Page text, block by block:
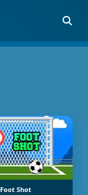
Foot Shot